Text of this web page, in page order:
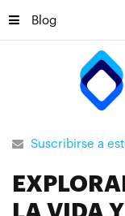
Blog
Suscribirse a